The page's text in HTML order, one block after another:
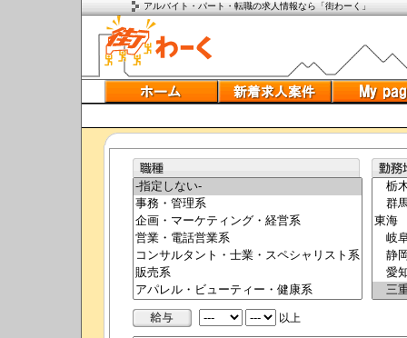
アルバイト・パート・転職の求人情報なら「街わーく」
以上